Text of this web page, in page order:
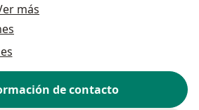
más
de contacto